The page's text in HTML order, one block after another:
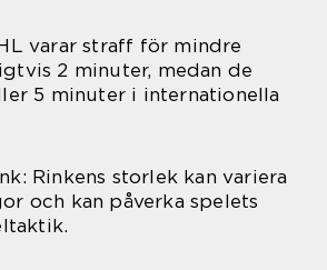
varar straff för mindre
2 minuter, medan de
5 minuter i internationella
Rinkens storlek kan variera
och kan påverka spelets